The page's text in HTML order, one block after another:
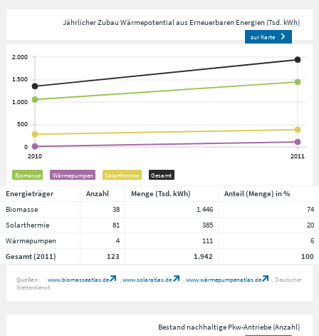
Jährlicher Zubau Wärmepotential aus Erneuerbaren Energien (Tsd. kWh)
zur Karte
Biomasse Wärmepumpen Solarthermie Gesamt
Energieträger Anzahl Menge (Tsd. kWh)
Anteil (Menge) in %
Biomasse
38 1.446
74
Solarthermie
81 385
20
Wärmepumpen
4 111
6
Gesamt (2011)
123 1.942 100
Quellen: www.biomasseatlas.de www.solaratlas.de www.wärmepumpenatlas.de
Deutscher
Wetterdienst
Bestand nachhaltige Pkw-Antriebe (Anzahl)